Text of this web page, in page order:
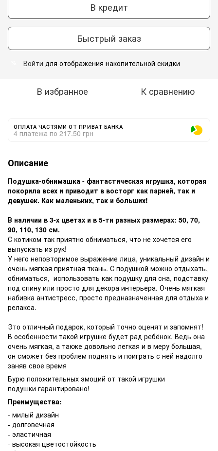
В кредит
Быстрый заказ
Войти для отображения накопительной скидки
В избранное К сравнению
ОПЛАТА ЧАСТЯМИ ОТ ПРИВАТ БАНКА
4 платежа по 217.50 грн
Описание
Подушка-обнимашка - фантастическая игрушка, которая
покорила всех и приводит в восторг как парней, так и
девушек. Как маленьких, так и больших!
В наличии в 3-х цветах и в 5-ти разных размерах: 50, 70,
90, 110, 130 см.
С котиком так приятно обниматься, что не хочется его
выпускать из рук!
У него неповторимое выражение лица, уникальный дизайн и
очень мягкая приятная ткань. С подушкой можно отдыхать,
обниматься, использовать как подушку для сна, подставку
под спину или просто для декора интерьера. Очень мягкая
набивка антистресс, просто предназначенная для отдыха и
релакса.
Это отличный подарок, который точно оценят и запомнят!
В особенности такой игрушке будет рад ребёнок. Ведь она
очень мягкая, а также довольно легкая и в меру большая,
он сможет без проблем поднять и поиграть с ней надолго
заняв свое время
Бурю положительных эмоций от такой игрушки
подушки гарантировано!
Преимущества:
- милый дизайн
- долговечная
- эластичная
- высокая цветостойкость